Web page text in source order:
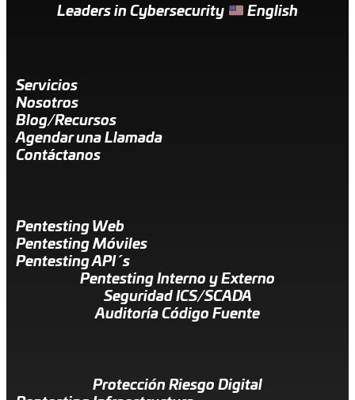
Leaders in Cybersecurity English
Servicios
Nosotros
Blog/Recursos
Agendar una Llamada
Contáctanos
Pentesting Web
Pentesting Móviles
Pentesting API´s
Pentesting Interno y Externo
Seguridad ICS/SCADA
Auditoría Código Fuente
Protección Riesgo Digital